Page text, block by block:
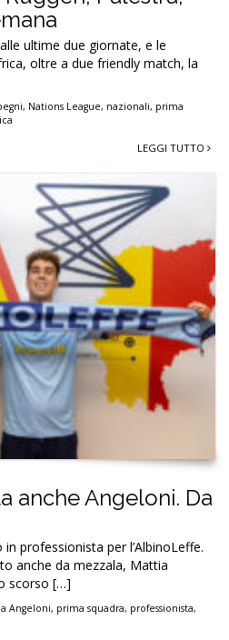
ultime due giornate, e le
oltre a due friendly match, la
, Nations League, nazionali, prima
LEGGI TUTTO
anche Angeloni. Da
professionista per l’AlbinoLeffe.
anche da mezzala, Mattia
scorso […]
Angeloni, prima squadra, professionista,